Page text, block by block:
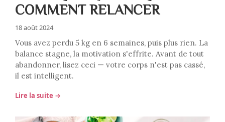
COMMENT RELANCER
18 août 2024
Vous avez perdu 5 kg en 6 semaines, puis plus rien. La
balance stagne, la motivation s'effrite. Avant de tout
abandonner, lisez ceci — votre corps n'est pas cassé,
il est intelligent.
Lire la suite →